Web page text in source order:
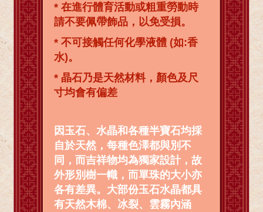
* 在進行體育活動或粗重勞動時
請不要佩帶飾品，以免受損。
* 不可接觸任何化學液體 (如:香
水)。
* 晶石乃是天然材料，顏色及尺
寸均會有偏差
因玉石、水晶和各種半寶石均採
自於天然，每種色澤都與別不
同，而吉祥物均為獨家設計，故
外形別樹一幟，而單珠的大小亦
各有差異。大部份玉石水晶都具
有天然木棉、冰裂、雲霧內涵